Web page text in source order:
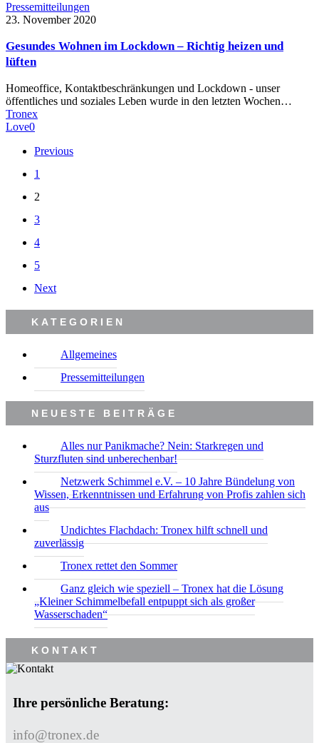
Pressemitteilungen
23. November 2020
Gesundes Wohnen im Lockdown – Richtig heizen und
lüften
Homeoffice, Kontaktbeschränkungen und Lockdown - unser
öffentliches und soziales Leben wurde in den letzten Wochen…
Tronex
Love0
Previous
1
2
3
4
5
Next
KATEGORIEN
Allgemeines
Pressemitteilungen
NEUESTE BEITRÄGE
Alles nur Panikmache? Nein: Starkregen und
Sturzfluten sind unberechenbar!
Netzwerk Schimmel e.V. – 10 Jahre Bündelung von
Wissen, Erkenntnissen und Erfahrung von Profis zahlen sich
aus
Undichtes Flachdach: Tronex hilft schnell und
zuverlässig
Tronex rettet den Sommer
Ganz gleich wie speziell – Tronex hat die Lösung
„Kleiner Schimmelbefall entpuppt sich als großer
Wasserschaden“
KONTAKT
Ihre persönliche Beratung:
info@tronex.de